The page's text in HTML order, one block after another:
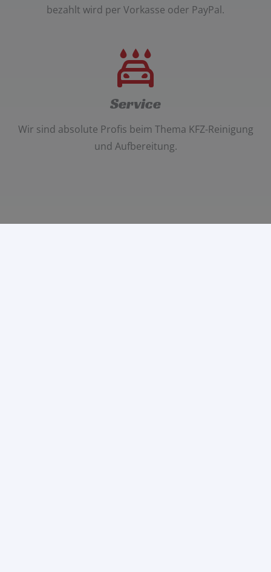
bezahlt wird per Vorkasse oder PayPal.
Service
Wir sind absolute Profis beim Thema KFZ-Reinigung
und Aufbereitung.